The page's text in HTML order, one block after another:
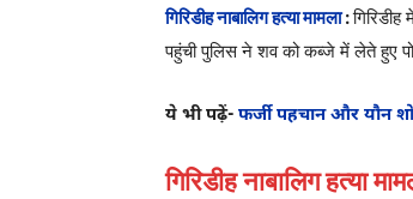
गिरिडीह नाबालिग हत्या मामला:
पहुंची पुलिस ने शव को कब्जे में लेते हुए
ये भी पढ़ें- फर्जी पहचान और यौन
गिरिडीह नाबालिग हत्या